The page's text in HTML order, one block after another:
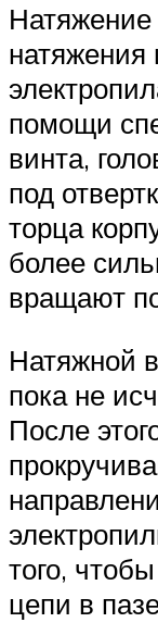
Натяжение
натяжения
помощи
винта,
под
торца
более
вращают
Натяжной
пока не
После
того,
цепи в